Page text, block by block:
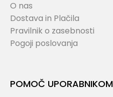
O nas
Dostava in Plačila
Pravilnik o zasebnosti
Pogoji poslovanja
POMOČ UPORABNIKOM